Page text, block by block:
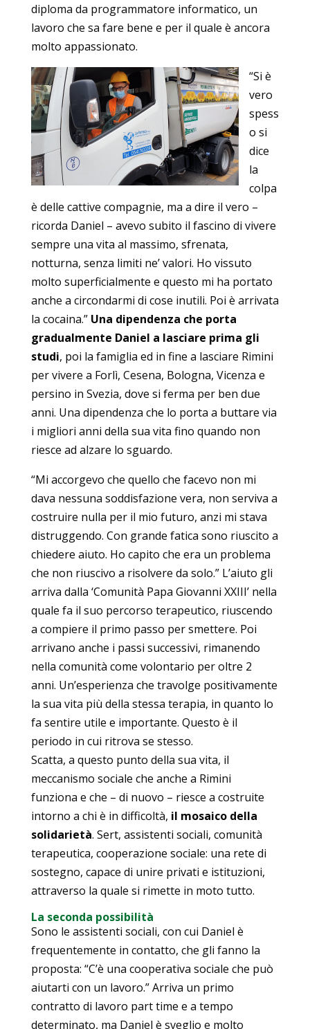
diploma da programmatore informatico, un
lavoro che sa fare bene e per il quale è ancora
molto appassionato.
“Si è
vero
spess
o si
dice
la
colpa
è delle cattive compagnie, ma a dire il vero –
ricorda Daniel – avevo subito il fascino di vivere
sempre una vita al massimo, sfrenata,
notturna, senza limiti ne’ valori. Ho vissuto
molto superficialmente e questo mi ha portato
anche a circondarmi di cose inutili. Poi è arrivata
la cocaina.” Una dipendenza che porta
gradualmente Daniel a lasciare prima gli
studi, poi la famiglia ed in fine a lasciare Rimini
per vivere a Forlì, Cesena, Bologna, Vicenza e
persino in Svezia, dove si ferma per ben due
anni. Una dipendenza che lo porta a buttare via
i migliori anni della sua vita fino quando non
riesce ad alzare lo sguardo.
“Mi accorgevo che quello che facevo non mi
dava nessuna soddisfazione vera, non serviva a
costruire nulla per il mio futuro, anzi mi stava
distruggendo. Con grande fatica sono riuscito a
chiedere aiuto. Ho capito che era un problema
che non riuscivo a risolvere da solo.” L’aiuto gli
arriva dalla ‘Comunità Papa Giovanni XXIII’ nella
quale fa il suo percorso terapeutico, riuscendo
a compiere il primo passo per smettere. Poi
arrivano anche i passi successivi, rimanendo
nella comunità come volontario per oltre 2
anni. Un’esperienza che travolge positivamente
la sua vita più della stessa terapia, in quanto lo
fa sentire utile e importante. Questo è il
periodo in cui ritrova se stesso.
Scatta, a questo punto della sua vita, il
meccanismo sociale che anche a Rimini
funziona e che – di nuovo – riesce a costruite
intorno a chi è in difficoltà, il mosaico della
solidarietà. Sert, assistenti sociali, comunità
terapeutica, cooperazione sociale: una rete di
sostegno, capace di unire privati e istituzioni,
attraverso la quale si rimette in moto tutto.
La seconda possibilità
Sono le assistenti sociali, con cui Daniel è
frequentemente in contatto, che gli fanno la
proposta: “C’è una cooperativa sociale che può
aiutarti con un lavoro.” Arriva un primo
contratto di lavoro part time e a tempo
determinato, ma Daniel è sveglio e molto